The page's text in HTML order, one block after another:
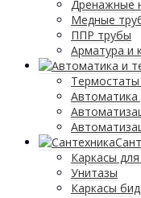
Дренажные
Медные
ППР трубы
Арматура и
Автоматика
Каркасы
Унитазы
Каркасы